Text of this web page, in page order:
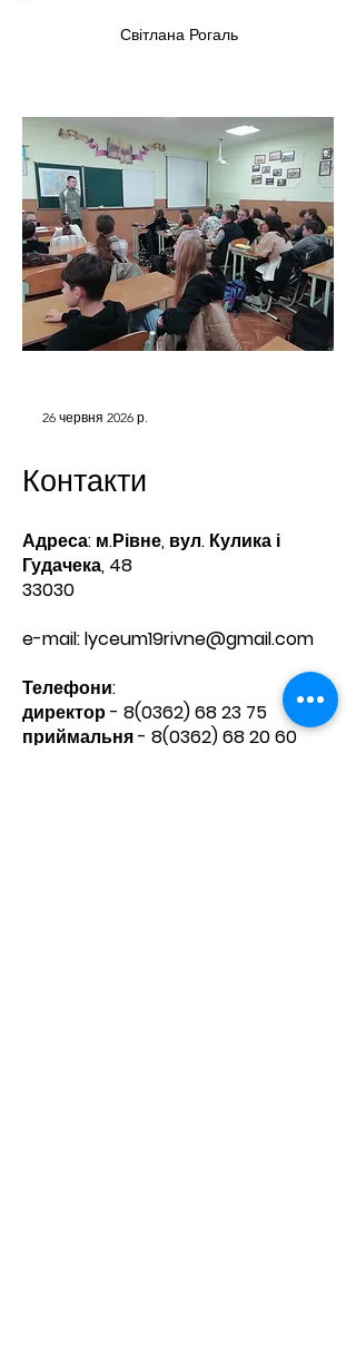
Світлана Рогаль
26 червня 2026 р.
Контакти
Адреса: м.Рівне, вул. Кулика і
Гудачека, 48
33030
e-mail:lyceum19rivne@gmail.com
Телефони:​
директор - 8(0362) 68 23 75
приймальня - 8(0362) 68 20 60